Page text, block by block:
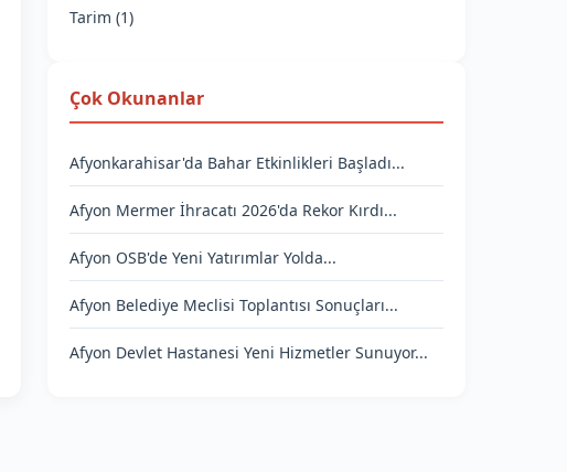
Tarim (1)
Çok Okunanlar
Afyonkarahisar'da Bahar Etkinlikleri Başladı...
Afyon Mermer İhracatı 2026'da Rekor Kırdı...
Afyon OSB'de Yeni Yatırımlar Yolda...
Afyon Belediye Meclisi Toplantısı Sonuçları...
Afyon Devlet Hastanesi Yeni Hizmetler Sunuyor...